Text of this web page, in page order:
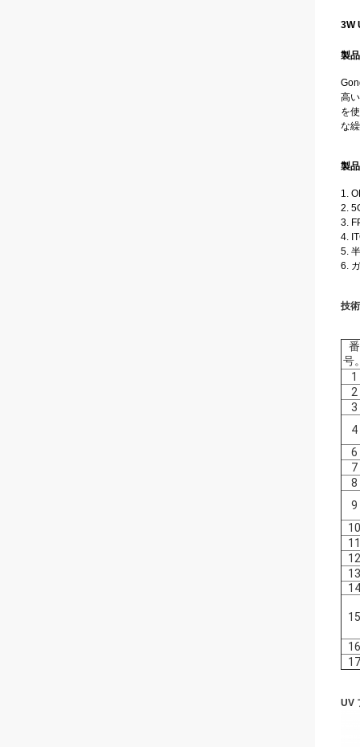
3W
製
高
を
な
製
1.
2.
3.
4.
5.
6.
技
番
号
1
2
3
4
6
7
8
9
10
11
12
13
14
15
16
17
UV